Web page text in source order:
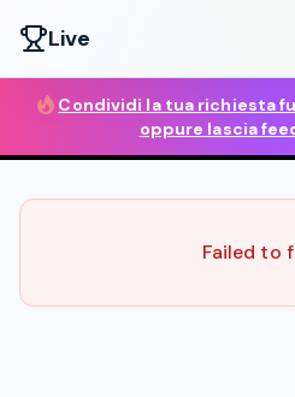
Live
Condividi la tua richiesta
oppure lascia
Failed to